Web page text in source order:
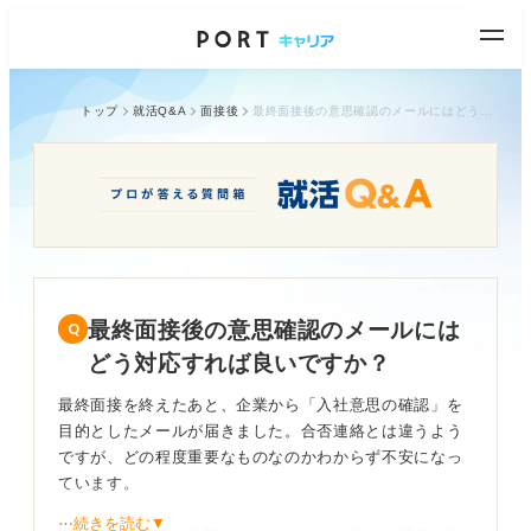
トップ 就活Q&A 面接後
最終面接後の意思確認のメールには
どう対応すれば良いですか？
最終面接を終えたあと、企業から「入社意思の確認」を
目的としたメールが届きました。合否連絡とは違うよう
ですが、どの程度重要なものなのかわからず不安になっ
ています。
⋯続きを読む▼